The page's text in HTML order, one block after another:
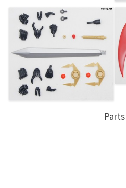
Parts